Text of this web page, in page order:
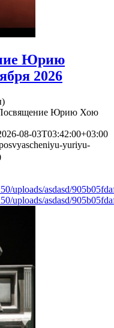
Юрию
2026
Посвящение Юрию Хою
08-03T03:42:00+03:00
yuriyu-
uploads/asdasd/
uploads/asdasd/